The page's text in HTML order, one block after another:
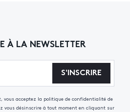
À LA NEWSLETTER
S'INSCRIRE
vous acceptez la politique de confidentialité de
vous désinscrire à tout moment en cliquant sur